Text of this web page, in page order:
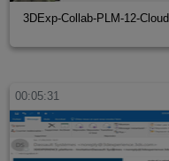
3DExp-Collab-PLM-12-Cloud
00:05:31